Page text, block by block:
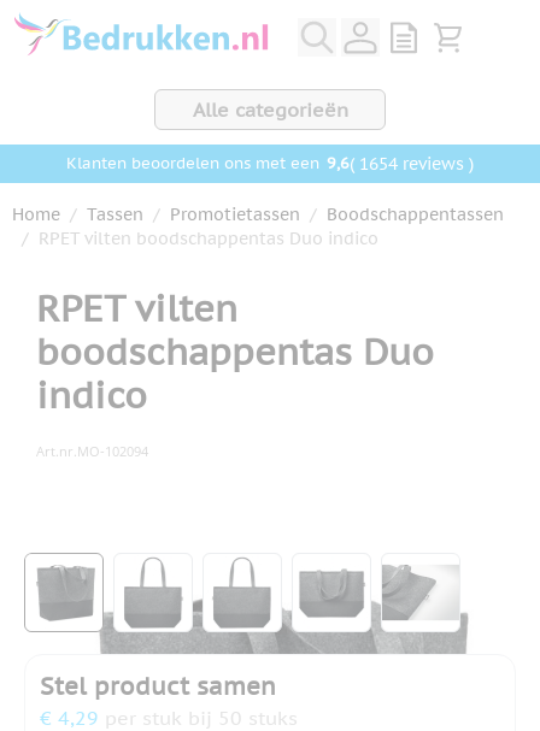
Ga naar de inhoud
View quote,
Bekijk
Alle categorieën
Klanten beoordelen ons met een 9,6( 1654 reviews )
Home / Tassen / Promotietassen / Boodschappentassen
/ RPET vilten boodschappentas Duo indico
RPET vilten
boodschappentas Duo
indico
Art.nr. MO-102094
View larger imageView larger imageView larger imageView larger image
View larger
Stel product samen
€ 4,29 per stuk bij 50 stuks